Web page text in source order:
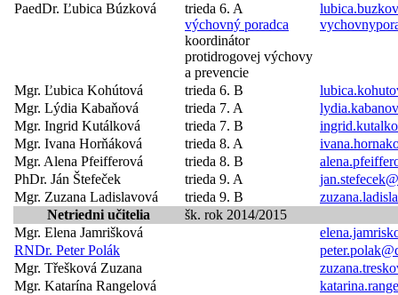
PaedDr. Ľubica Búzková
trieda 6. A
výchovný poradca
koordinátor
protidrogovej výchovy
a prevencie
Mgr. Ľubica Kohútová trieda 6. B
Mgr. Lýdia Kabaňová
trieda 7. A
Mgr. Ingrid Kutálková
trieda 7. B
Mgr. Ivana Horňáková
trieda 8. A
Mgr. Alena Pfeifferová
trieda 8. B
PhDr. Ján Štefeček
trieda 9. A
Mgr. Zuzana Ladislavová
trieda 9. B
Netriedni učitelia
šk. rok 2014/2015
Mgr. Elena Jamrišková
RNDr. Peter Polák
Mgr. Třešková Zuzana
Mgr. Katarína Rangelová